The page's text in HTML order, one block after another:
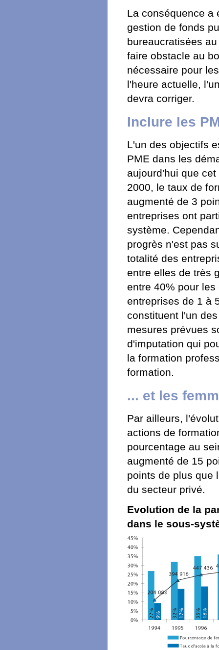
La conséquence a
gestion de fonds
bureaucratisées
faire obstacle au
nécessaire pour
l'heure actuelle,
devra corriger.
Inclure les
L'un des objectifs
PME dans les
aujourd'hui que
2000, le taux de
augmenté de 3
entreprises ont
système.
progrès n'est pas
totalité des
entre elles de très
entre 40% pour
entreprises de 1 à
constituent l'un
mesures prévues
d'imputation qui
la formation
formation.
... et les
Par ailleurs,
actions de
pourcentage au
augmenté de 15
points de plus que
du secteur privé.
Evolution de la
dans le sous-